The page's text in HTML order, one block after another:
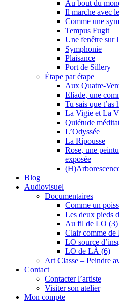
Au bout du
Il marche avec
Comme une
Tempus Fugit
Une fenêtre sur
Symphonie
Plaisance
Port de Sillery
Étape par étape
Aux Quatre-
Eliade, une
Tu sais que
La Vigie et La
Quiétude
L’Odyssée
La Ripousse
Rose, une
exposée
Blog
Audiovisuel
Documentaires
Comme un
Les deux pieds
Au fil de LO (3)
Clair comme de
LO source
LO de LÀ (6)
Art Classe – Peindre
Contact
Contacter l’artiste
Visiter son atelier
Mon compte